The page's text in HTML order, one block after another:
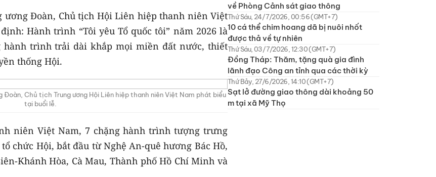
Đoàn, Chủ tịch Hội Liên hiệp thanh niên Việt
Hành trình “Tôi yêu Tổ quốc tôi” năm 2026 là
hành trình trải dài khắp mọi miền đất nước, thiết
thống Hội.
Đoàn, Chủ tịch Trung ương Hội Liên hiệp thanh niên Việt Nam phát biểu
tại buổi lễ.
niên Việt Nam, 7 chặng hành trình tượng trưng
chức Hội, bắt đầu từ Nghệ An-quê hương Bác Hồ,
Khánh Hòa, Cà Mau, Thành phố Hồ Chí Minh và
về Phòng Cảnh sát giao thông
Thứ Sáu, 24/7/2026, 00:56 (GMT+7)
10 cá thể chim hoang dã bị nuôi nhốt
được thả về tự nhiên
Thứ Sáu, 03/7/2026, 12:30 (GMT+7)
Đồng Tháp: Thăm, tặng quà gia đình
lãnh đạo Công an tỉnh qua các thời kỳ
Thứ Bảy, 27/6/2026, 14:10 (GMT+7)
Sạt lở đường giao thông dài khoảng 50
m tại xã Mỹ Thọ